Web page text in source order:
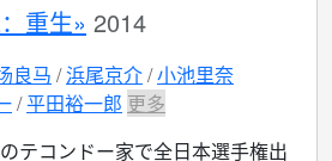
重生» 2014
良马 浜尾京介 小池里奈
平田裕一郎 更多
テコンドー家で全日本選手権出